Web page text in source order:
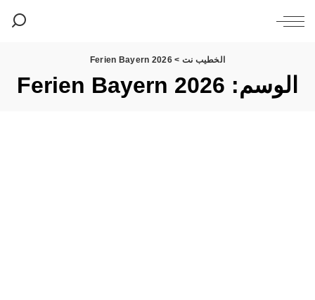
الخطيب نت >
Ferien Bayern 2026
الوسم: Ferien Bayern 2026